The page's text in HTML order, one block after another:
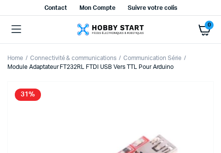
Contact Mon Compte Suivre votre colis
0
Home Connectivité & communications
Communication Série
Module Adaptateur FT232RL FTDI USB Vers TTL Pour Arduino
31%